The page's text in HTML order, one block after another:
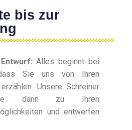
bis zur
Alles beginnt bei
Sie uns von Ihren
Unsere Schreiner
dann zu Ihren
und entwerfen